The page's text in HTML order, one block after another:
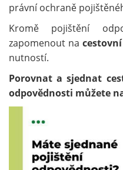
právní ochraně
Kromě pojištění
zapomenout na
nutností.
Porovnat a sjednat
odpovědnosti můžete